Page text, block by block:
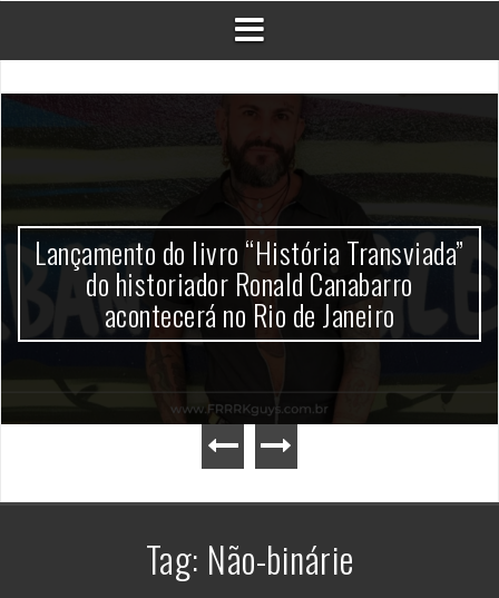
Lançamento do livro “História Transviada”
do historiador Ronald Canabarro
acontecerá no Rio de Janeiro
Tag: Não-binárie